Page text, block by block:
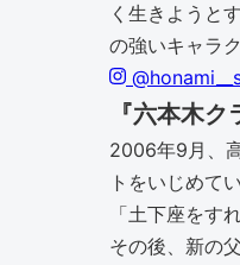
く生きようと
の強いキャラ
『六本木
2006年9月、
トをいじめて
「土下座をす
その後、新の